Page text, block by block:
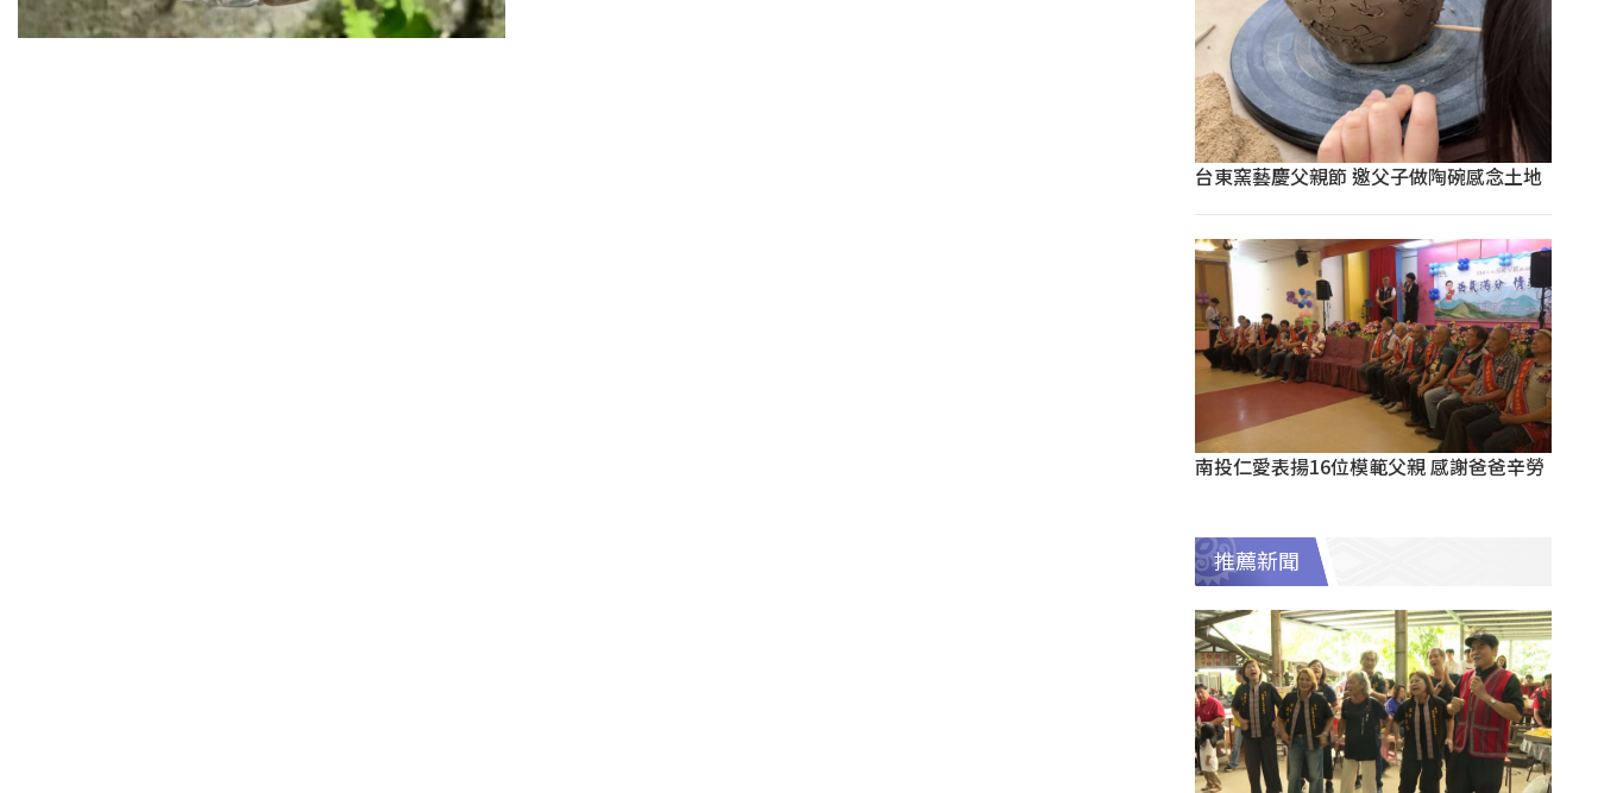
台東窯藝慶父親節 邀父子做陶碗感念土地
南投仁愛表揚16位模範父親 感謝爸爸辛勞
推薦新聞